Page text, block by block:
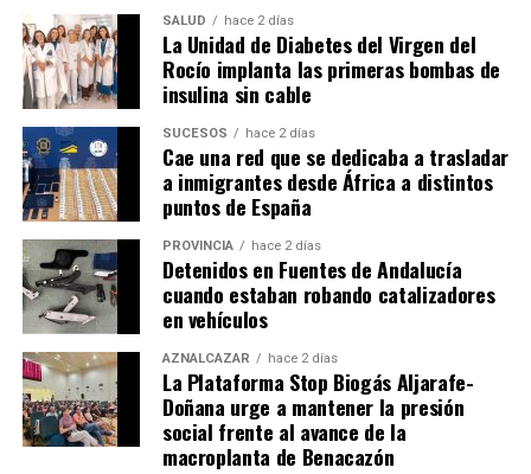
SALUD hace 2 días
La Unidad de Diabetes del Virgen del
Rocío implanta las primeras bombas de
insulina sin cable
SUCESOS hace 2 días
Cae una red que se dedicaba a trasladar
a inmigrantes desde África a distintos
puntos de España
PROVINCIA hace 2 días
Detenidos en Fuentes de Andalucía
cuando estaban robando catalizadores
en vehículos
AZNALCÁZAR hace 2 días
La Plataforma Stop Biogás Aljarafe-
Doñana urge a mantener la presión
social frente al avance de la
macroplanta de Benacazón